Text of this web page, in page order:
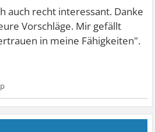
auch recht interessant. Danke
Vorschläge. Mir gefällt
in meine Fähigkeiten".